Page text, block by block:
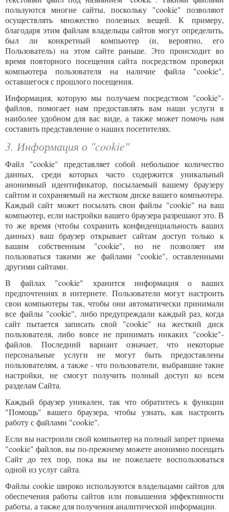
пользуются многие сайты, поскольку "cookie" позволяют
осуществлять множество полезных вещей. К примеру,
благодаря этим файлам владельцы сайтов могут определить,
был ли конкретный компьютер (и, вероятно, его
Пользователь) на этом сайте раньше. Это происходит во
время повторного посещения сайта посредством проверки
компьютера пользователя на наличие файла "cookie",
оставшегося с прошлого посещения.
Информация, которую мы получаем посредством "cookie"-
файлов, помогает нам предоставлять вам наши услуги в
наиболее удобном для вас виде, а также может помочь нам
составить представление о наших посетителях.
3. Информация о "cookie"
Файл "cookie" представляет собой небольшое количество
данных, среди которых часто содержится уникальный
анонимный идентификатор, посылаемый вашему браузеру
сайтом и сохраняемый на жестком диске вашего компьютера.
Каждый сайт может посылать свои файлы "cookie" на ваш
компьютер, если настройки вашего браузера разрешают это. В
то же время (чтобы сохранить конфиденциальность ваших
данных) ваш браузер открывает сайтам доступ только к
вашим собственным "cookie", но не позволяет им
пользоваться такими же файлами "cookie", оставленными
другими сайтами.
В файлах "cookie" хранится информация о ваших
предпочтениях в интернете. Пользователи могут настроить
свои компьютеры так, чтобы они автоматически принимали
все файлы "cookie", либо предупреждали каждый раз, когда
сайт пытается записать свой "cookie" на жесткий диск
пользователя, либо вовсе не принимать никаких "cookie"-
файлов. Последний вариант означает, что некоторые
персональные услуги не могут быть предоставлены
пользователям, а также - что пользователи, выбравшие такие
настройки, не смогут получить полный доступ ко всем
разделам Сайта.
Каждый браузер уникален, так что обратитесь к функции
"Помощь" вашего браузера, чтобы узнать, как настроить
работу с файлами "cookie".
Если вы настроили свой компьютер на полный запрет приема
"cookie" файлов, вы по-прежнему можете анонимно посещать
Сайт до тех пор, пока вы не пожелаете воспользоваться
одной из услуг сайта.
Файлы cookie широко используются владельцами сайтов для
обеспечения работы сайтов или повышения эффективности
работы, а также для получения аналитической информации.